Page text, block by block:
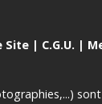
Site | C.G.U. |